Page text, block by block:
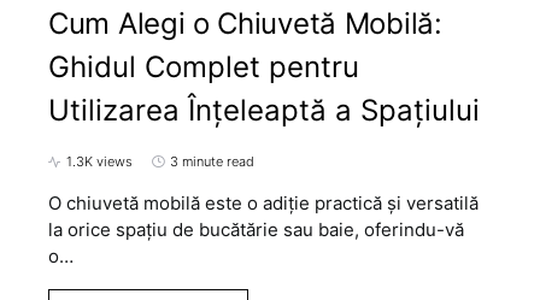
Cum Alegi o Chiuvetă Mobilă:
Ghidul Complet pentru
Utilizarea Înțeleaptă a Spațiului
1.3K views 3 minute read
O chiuvetă mobilă este o adiție practică și versatilă
la orice spațiu de bucătărie sau baie, oferindu-vă
o…